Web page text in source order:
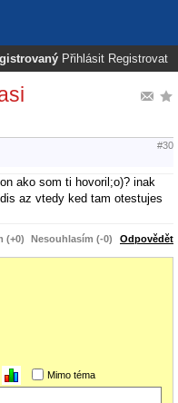
Přihlásit Registrovat
#30
ako som ti hovoril;o)? inak
az vtedy ked tam otestujes
(+0) Nesouhlasím (-0) Odpovědět
Mimo téma